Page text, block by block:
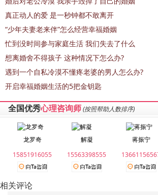
真正动人的爱 是一秒钟都不敢离开
“少年夫妻老来伴”怎么经营幸福婚姻
忙到没时间参与家庭生活 我们失去了什么
想离婚舍不得孩子 这种情况下怎么办?
遇到一个自私冷漠不懂疼老婆的男人怎么办?
开启幸福婚姻生活的5把金钥匙
全国优秀心理咨询师(按照帮助人数排序)
龙罗奇
15851916055
解凝
15563398555
蒋振宁
相关评论